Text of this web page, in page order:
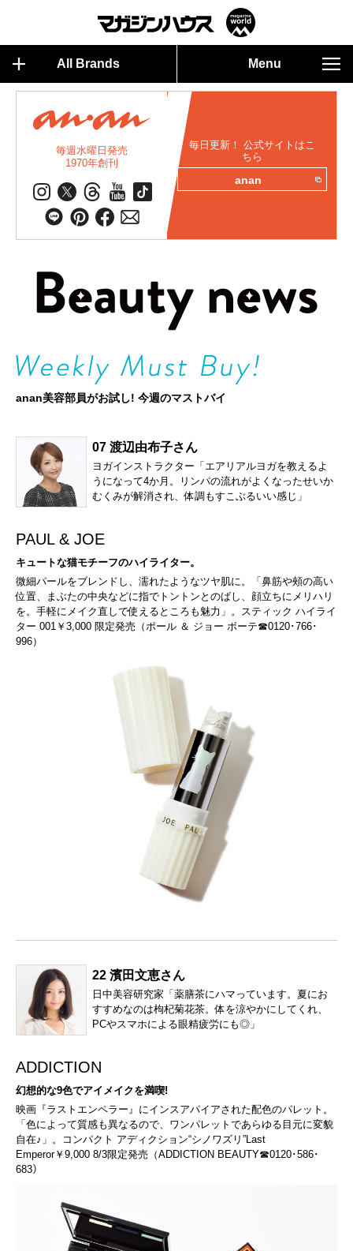
All Brands Menu
毎週水曜日発売
1970年創刊
毎日更新！ 公式サイトはこ
ちら
anan
anan美容部員がお試し! 今週のマストバイ
07 渡辺由布子さん
ヨガインストラクター「エアリアルヨガを教えるよ
うになって4か月。リンパの流れがよくなったせいか
むくみが解消され、体調もすこぶるいい感じ」
PAUL & JOE
キュートな猫モチーフのハイライター。
微細パールをブレンドし、濡れたようなツヤ肌に。「鼻筋や頰の高い
位置、まぶたの中央などに指でトントンとのばし、顔立ちにメリハリ
を。手軽にメイク直しで使えるところも魅力」。スティック ハイライ
ター 001￥3,000 限定発売（ポール ＆ ジョー ボーテ☎0120･766･
996）
22 濱田文恵さん
日中美容研究家「薬膳茶にハマっています。夏にお
すすめなのは枸杞菊花茶。体を涼やかにしてくれ、
PCやスマホによる眼精疲労にも◎」
ADDICTION
幻想的な9色でアイメイクを満喫!
映画『ラストエンペラー』にインスアパイアされた配色のパレット。
「色によって質感も異なるので、ワンパレットであらゆる目元に変貌
自在♪」。コンパクト アディクション“シノワズリ”Last
Emperor￥9,000 8/3限定発売（ADDICTION BEAUTY☎0120･586･
683）